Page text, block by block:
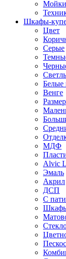
Мойки
Шкафы-
Цвет
Серые
Белые
Венге
Размер
МДФ
Alvic
Эмаль
Акрил
ДСП
С